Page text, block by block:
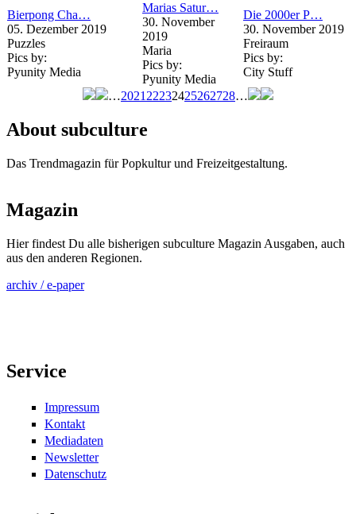
Bierpong Cha…
05. Dezember 2019
Puzzles
Pics by:
Pyunity Media
Marias Satur…
30. November
2019
Maria
Pics by:
Pyunity Media
Die 2000er P…
30. November 2019
Freiraum
Pics by:
City Stuff
…2021 22232425262728…
About subculture
Das Trendmagazin für Popkultur und Freizeitgestaltung.
Magazin
Hier findest Du alle bisherigen subculture Magazin Ausgaben, auch
aus den anderen Regionen.
archiv / e-paper
Service
Impressum
Kontakt
Mediadaten
Newsletter
Datenschutz